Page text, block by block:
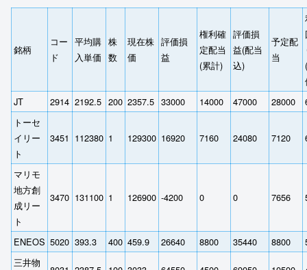
銘柄
コー
ド
平均購
入単価
株
数
現在株
価
評価損
益
権利確
定配当
(累計)
評価損
益(配当
込)
予定配
当
JT
2914 2192.5 200 2357.5 33000 14000 47000 28000
トーセ
イリー
ト
3451 112380 1 129300 16920 7160 24080 7120
マリモ
地方創
成リー
ト
3470 131100 1 126900 -4200 0 0 7656
ENEOS 5020 393.3 400 459.9 26640 8800 35440 8800
三井物